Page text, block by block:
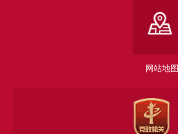
网站地图